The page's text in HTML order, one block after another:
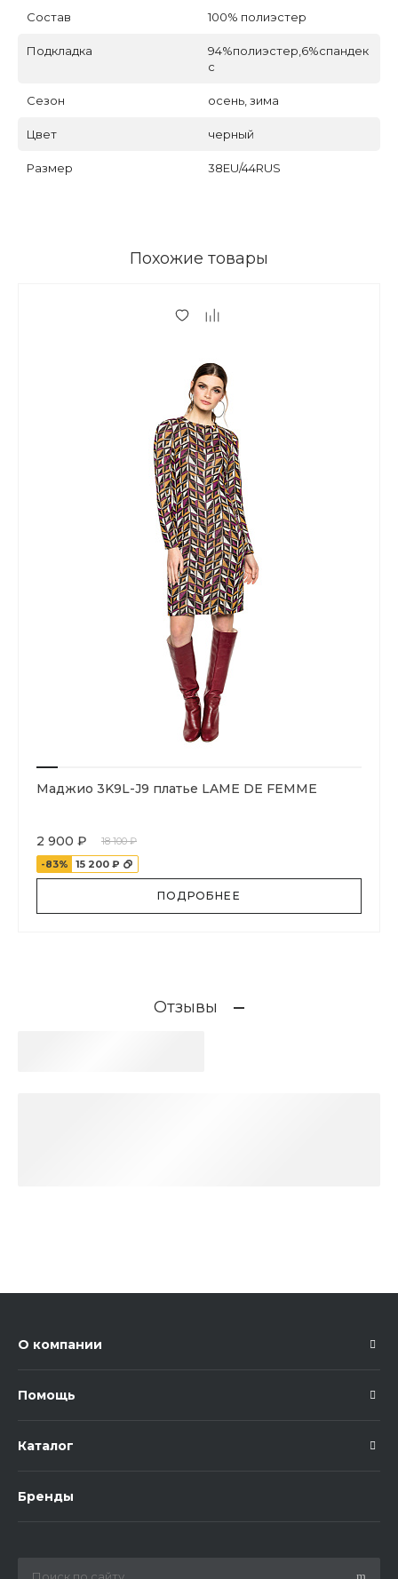
Состав 100% полиэстер
Подкладка
94%полиэстер,6%спандек
с
Сезон осень, зима
Цвет черный
Размер 38EU/44RUS
Похожие товары
Маджио 3K9L-J9 платье LAME DE FEMME
2 900 ₽
18 100 ₽
-83%
15 200 ₽
ПОДРОБНЕЕ
Отзывы
О компании
Помощь
Каталог
Бренды